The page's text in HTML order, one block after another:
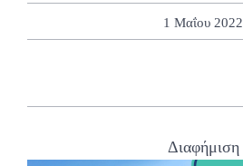
1 Μαΐου 2022
Διαφήμιση